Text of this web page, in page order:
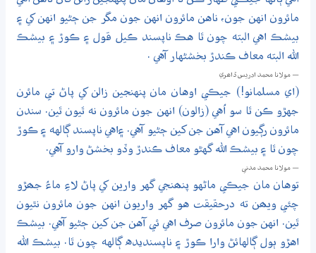
مائرون انهن جون، ناهن مائرون انهن جون مگر جن ڄڻيو انهن کي ۽
بيشڪ اهي البته چون ٿا هڪ ناپسند ڪيل قول ۽ ڪوڙ ۽ بيشڪ
الله البته معاف ڪندڙ بخشڻهار آهي .
— مولانا محمد ادريس ڏاھري
(اي مسلمانو!) جيڪي اوهان مان پنهنجين زالن کي پاڻ تي مائرن
جهڙو ڪن ٿا سو اُهي (زالون) انهن جون مائرون نه ٿيون ٿين. سندن
مائرون رڳيون اهي آهن جن کين ڄڻيو آهي. ۽اهي ناپسند ڳالهه ۽ ڪوڙ
چون ٿا ۽ بيشڪ الله گهڻو معاف ڪندڙ وڏو بخشڻ وارو آهي.
— مولانا محمد مدني
توهان مان جيڪي ماڻهو پنھنجي گهر وارين کي پاڻ لاءِ ماءُ جھڙو
چئي ويھن ته درحقيقت هو گهر واريون انهن جون مائرون نٿيون
ٿين. انهن جون مائرون صرف اهي ئي آهن جن کين ڄڻيو آهي. بيشڪ
اهڙو ٻول ڳالهائڻ وارا ڪوڙ ۽ ناپسنديده ڳالهه چون ٿا. بيشڪ الله